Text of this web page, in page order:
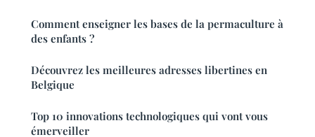
Comment enseigner les bases de la permaculture à
des enfants ?
Découvrez les meilleures adresses libertines en
Belgique
Top 10 innovations technologiques qui vont vous
émerveiller